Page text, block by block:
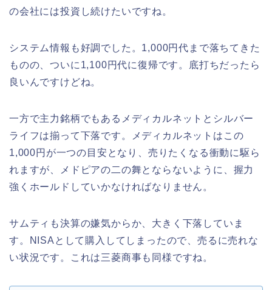
の会社には投資し続けたいですね。
システム情報も好調でした。1,000円代まで落ちてきた
ものの、ついに1,100円代に復帰です。底打ちだったら
良いんですけどね。
一方で主力銘柄でもあるメディカルネットとシルバー
ライフは揃って下落です。メディカルネットはこの
1,000円が一つの目安となり、売りたくなる衝動に駆ら
れますが、メドピアの二の舞とならないように、握力
強くホールドしていかなければなりません。
サムティも決算の嫌気からか、大きく下落していま
す。NISAとして購入してしまったので、売るに売れな
い状況です。これは三菱商事も同様ですね。